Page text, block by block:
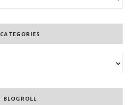
CATEGORIES
BLOGROLL